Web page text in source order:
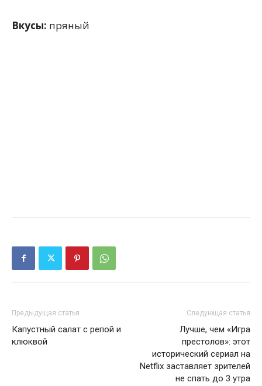
Вкусы: пряный
Предыдущая статья
Капустный салат с репой и
клюквой
Следующая статья
Лучше, чем «Игра
престолов»: этот
исторический сериал на
Netflix заставляет зрителей
не спать до 3 утра